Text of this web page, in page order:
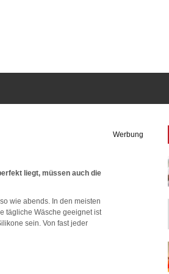
Werbung
liegt, müssen auch die
wie abends. In den meisten
tägliche Wäsche geeignet ist
sein. Von fast jeder